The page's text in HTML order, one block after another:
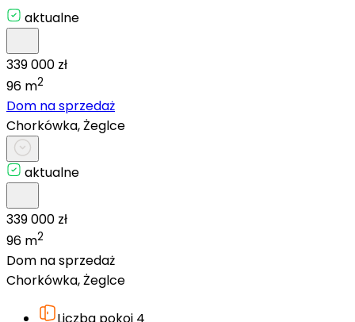
aktualne
339 000 zł
96 m2
Dom na sprzedaż
Chorkówka, Żeglce
aktualne
339 000 zł
96 m2
Dom na sprzedaż
Chorkówka, Żeglce